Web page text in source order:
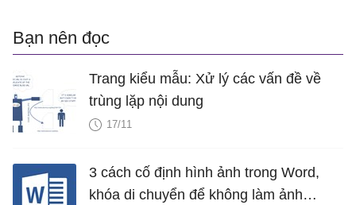
Bạn nên đọc
Trang kiểu mẫu: Xử lý các vấn đề về
trùng lặp nội dung
17/11
3 cách cố định hình ảnh trong Word,
khóa di chuyển để không làm ảnh